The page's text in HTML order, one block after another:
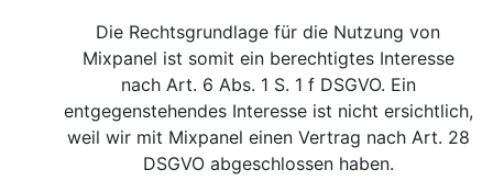
Die Rechtsgrundlage für die Nutzung von
Mixpanel ist somit ein berechtigtes Interesse
nach Art. 6 Abs. 1 S. 1 f DSGVO. Ein
entgegenstehendes Interesse ist nicht ersichtlich,
weil wir mit Mixpanel einen Vertrag nach Art. 28
DSGVO abgeschlossen haben.